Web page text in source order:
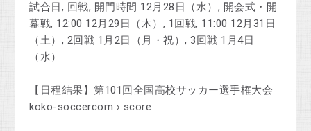
試合日, 回戦, 開門時間 12月28日（水）, 開会式・開
幕戦, 12:00 12月29日（木）, 1回戦, 11:00 12月31日
（土）, 2回戦 1月2日（月・祝）, 3回戦 1月4日
（水）
【日程結果】第101回全国高校サッカー選手権大会
koko-soccercom › score